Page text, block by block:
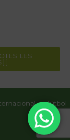
LES
de fútbol